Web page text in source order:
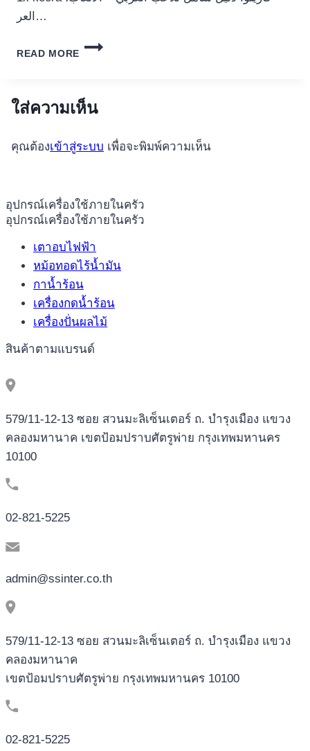
อุปกรณ์เครื่องใช้ภายในครัว
อุปกรณ์เครื่องใช้ภายในครัว
เตาอบไฟฟ้า
หม้อทอดไร้น้ำมัน
กาน้ำร้อน
เครื่องกดน้ำร้อน
เครื่องปั่นผลไม้
สินค้าตามแบรนด์
العر…
READ MORE
1X
شامل
للاعب
–
السحب
السريعة
ใส่ความเห็น
คุณต้องเข้าสู่ระบบ เพื่อจะพิมพ์ความเห็น
579/11-12-13 ซอย สวนมะลิเซ็นเตอร์ ถ. บำรุงเมือง แขวง
คลองมหานาค เขตป้อมปราบศัตรูพ่าย กรุงเทพมหานคร
10100
02-821-5225
admin@ssinter.co.th
579/11-12-13 ซอย สวนมะลิเซ็นเตอร์ ถ. บำรุงเมือง แขวง
คลองมหานาค
เขตป้อมปราบศัตรูพ่าย กรุงเทพมหานคร 10100
02-821-5225